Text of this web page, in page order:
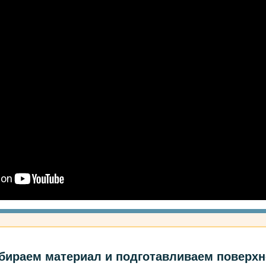
материал и подготавливаем